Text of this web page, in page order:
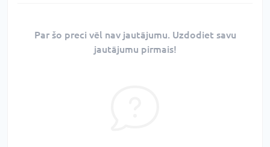
Par šo preci vēl nav jautājumu. Uzdodiet savu
jautājumu pirmais!